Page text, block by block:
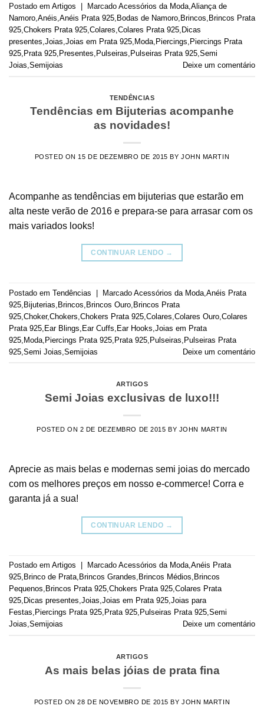
Postado em Artigos Marcado Acessórios da Moda Aliança de
Namoro Anéis Anéis Prata 925 Bodas de Namoro Brincos Brincos Prata
925 Chokers Prata 925 Colares Colares Prata 925 Dicas
presentes Joias Joias em Prata 925 Moda Piercings Piercings Prata
925 Prata 925 Presentes Pulseiras Pulseiras Prata 925 Semi
Joias Semijoias Deixe um comentário
TENDÊNCIAS
Tendências em Bijuterias acompanhe
as novidades!
POSTED ON 15 DE DEZEMBRO DE 2015 BY JOHN MARTIN
Acompanhe as tendências em bijuterias que estarão em
alta neste verão de 2016 e prepara-se para arrasar com os
mais variados looks!
CONTINUAR LENDO →
Postado em Tendências | Marcado Acessórios da Moda Anéis Prata
925 Bijuterias Brincos Brincos Ouro Brincos Prata
925 Choker,Chokers Chokers Prata 925 Colares Colares Ouro Colares
Prata 925 Ear Blings Ear Cuffs Ear Hooks Joias em Prata
925 Moda Piercings Prata 925 Prata 925 Pulseiras Pulseiras Prata
925 Semi Joias Semijoias Deixe um comentário
ARTIGOS
Semi Joias exclusivas de luxo!!!
POSTED ON 2 DE DEZEMBRO DE 2015 BY JOHN MARTIN
Aprecie as mais belas e modernas semi joias do mercado
com os melhores preços em nosso e-commerce! Corra e
garanta já a sua!
CONTINUAR LENDO →
Postado em Artigos Marcado Acessórios da Moda,Anéis Prata
925, Brinco de Prata, Brincos Grandes, Brincos Médios, Brincos
Pequenos, Brincos Prata 925,Chokers Prata 925,Colares Prata
925, Dicas presentes,Joias,Joias em Prata 925,Joias para
Festas, Piercings Prata 925, Prata 925, Pulseiras Prata 925,Semi
Joias,Semijoias Deixe um comentário
ARTIGOS
As mais belas jóias de prata fina
POSTED ON28 DE NOVEMBRO DE 2015 BY JOHN MARTIN